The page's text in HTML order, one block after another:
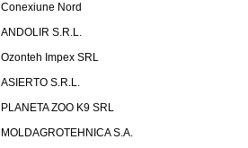
Conexiune Nord
ANDOLIR S.R.L.
Ozonteh Impex SRL
ASIERTO S.R.L.
PLANETA ZOO K9 SRL
MOLDAGROTEHNICA S.A.